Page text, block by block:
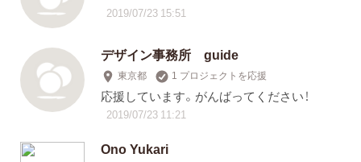
2019/07/23 15:51
デザイン事務所 guide
東京都 1 プロジェクトを応援
応援しています。がんばってください！
2019/07/23 11:21
Ono Yukari